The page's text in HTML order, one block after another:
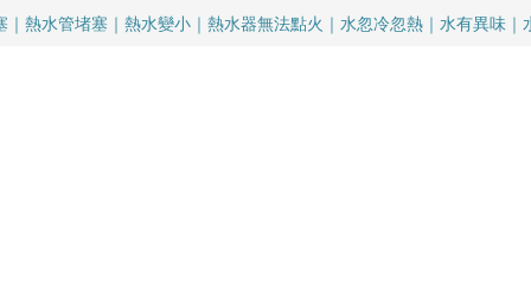
｜熱水管堵塞｜熱水變小｜熱水器無法點火｜水忽冷忽熱｜水有異味｜